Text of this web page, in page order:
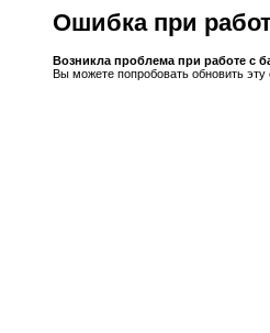
Ошибка при
Возникла проблема при работе с
Вы можете попробовать обновить эту